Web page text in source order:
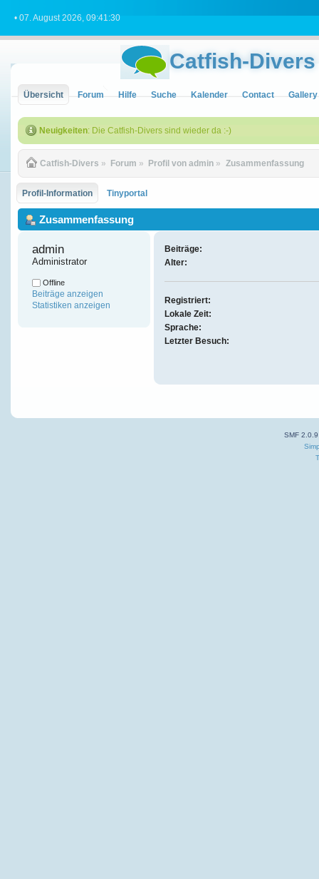
• 07. August 2026, 09:41:30
Catfish-Divers
Übersicht Forum Hilfe Suche Kalender Contact Gallery
Neuigkeiten: Die Catfish-Divers sind wieder da :-)
Catfish-Divers » Forum » Profil von admin » Zusammenfassung
Profil-Information Tinyportal
Zusammenfassung
admin
Administrator
Offline
Beiträge anzeigen
Statistiken anzeigen
Beiträge:
Alter:
Registriert:
Lokale Zeit:
Sprache:
Letzter Besuch:
SMF 2.0.9